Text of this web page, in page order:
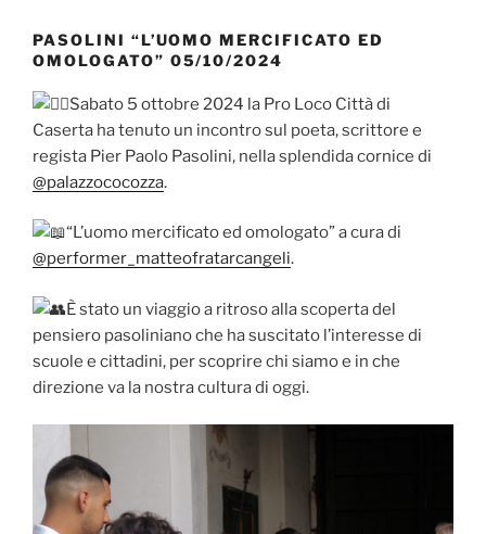
PASOLINI “L’UOMO MERCIFICATO ED
OMOLOGATO” 05/10/2024
Sabato 5 ottobre 2024 la Pro Loco Città di
Caserta ha tenuto un incontro sul poeta, scrittore e
regista Pier Paolo Pasolini, nella splendida cornice di
@palazzococozza.
“L’uomo mercificato ed omologato” a cura di
@performer_matteofratarcangeli.
È stato un viaggio a ritroso alla scoperta del
pensiero pasoliniano che ha suscitato l’interesse di
scuole e cittadini, per scoprire chi siamo e in che
direzione va la nostra cultura di oggi.